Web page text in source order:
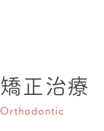
矯正治療
Orthodontic